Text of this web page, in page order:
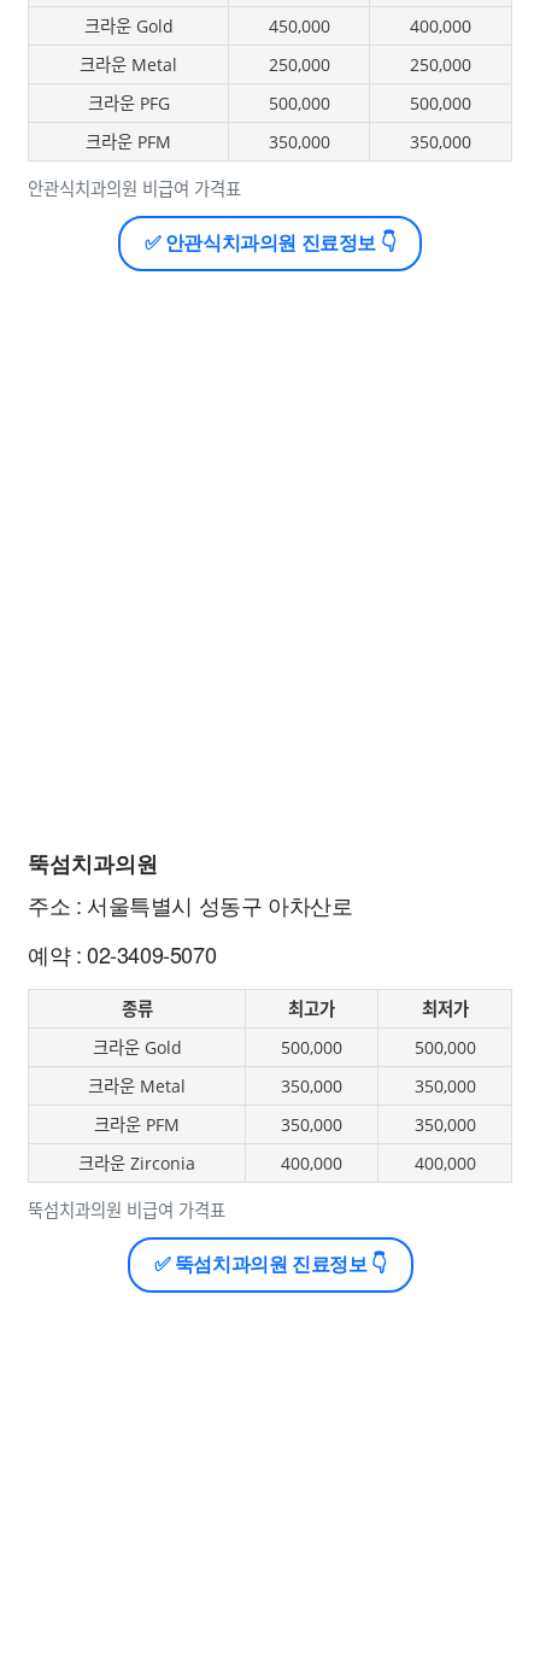
안관식치과의원 비급여 가격표
크라운 Gold
450,000
400,000
크라운 Metal
250,000
250,000
크라운 PFG
500,000
500,000
크라운 PFM
350,000 350,000
✅ 안관식치과의원 진료정보 👇
뚝섬치과의원
주소 : 서울특별시 성동구 아차산로
예약 : 02-3409-5070
뚝섬치과의원 비급여 가격표
종류 최고가
최저가
크라운 Gold
500,000
500,000
크라운 Metal
350,000
350,000
크라운 PFM
350,000
350,000
크라운 Zirconia
400,000 400,000
✅ 뚝섬치과의원 진료정보 👇